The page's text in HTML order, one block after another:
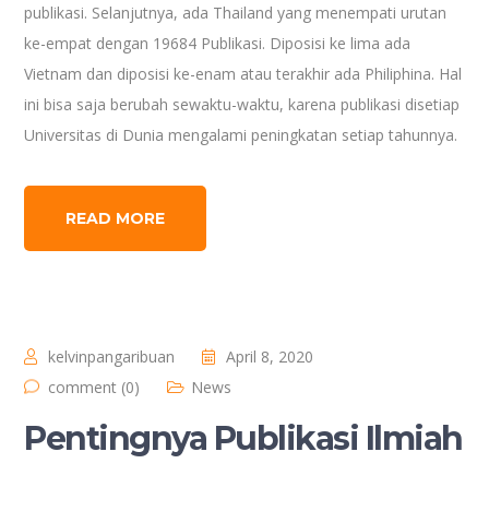
publikasi. Selanjutnya, ada Thailand yang menempati urutan
ke-empat dengan 19684 Publikasi. Diposisi ke lima ada
Vietnam dan diposisi ke-enam atau terakhir ada Philiphina. Hal
ini bisa saja berubah sewaktu-waktu, karena publikasi disetiap
Universitas di Dunia mengalami peningkatan setiap tahunnya.
READ MORE
kelvinpangaribuan
April 8, 2020
comment (0)
News
Pentingnya Publikasi Ilmiah